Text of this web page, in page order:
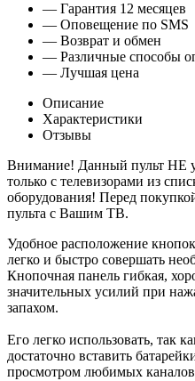
— Гарантия 12 месяцев
— Оповещение по SMS
— Возврат и обмен
— Различные способы
— Лучшая цена
Описание
Характеристики
Отзывы
Внимание! Данный пульт НЕ
только с телевизорами из
оборудования! Перед
пульта с Вашим ТВ.
Удобное расположение
легко и быстро совершать
Кнопочная панель гибкая,
значительных усилий при
запахом.
Его легко использовать, так
достаточно вставить
просмотром любимых каналов.